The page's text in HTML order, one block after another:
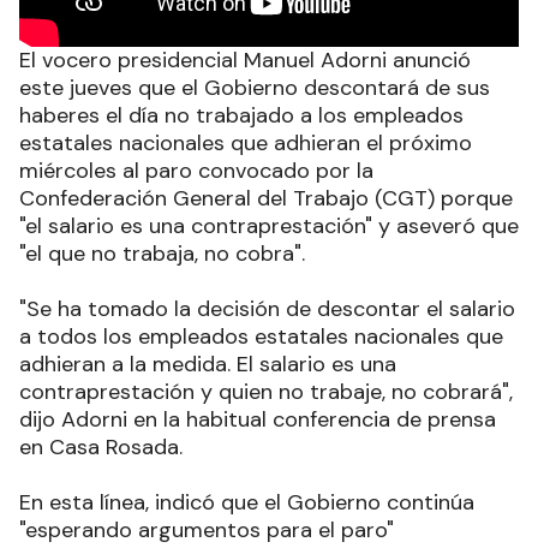
El vocero presidencial Manuel Adorni anunció
este jueves que el Gobierno descontará de sus
haberes el día no trabajado a los empleados
estatales nacionales que adhieran el próximo
miércoles al paro convocado por la
Confederación General del Trabajo (CGT) porque
"el salario es una contraprestación" y aseveró que
"el que no trabaja, no cobra".
"Se ha tomado la decisión de descontar el salario
a todos los empleados estatales nacionales que
adhieran a la medida. El salario es una
contraprestación y quien no trabaje, no cobrará",
dijo Adorni en la habitual conferencia de prensa
en Casa Rosada.
En esta línea, indicó que el Gobierno continúa
"esperando argumentos para el paro"